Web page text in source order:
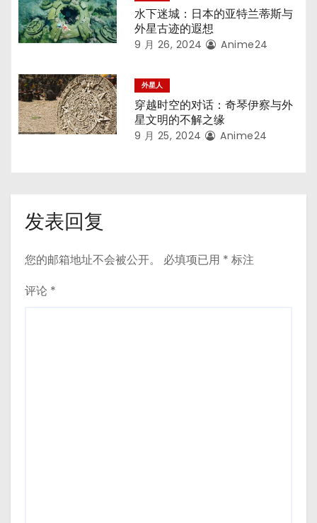
水下迷城：日本的亚特兰蒂斯与
外星古迹的遐想
9 月 26, 2024 Anime24
外星人
穿越时空的对话：奇琴伊察与外
星文明的不解之缘
9 月 25, 2024 Anime24
发表回复
您的邮箱地址不会被公开。 必填项已用 * 标注
评论 *